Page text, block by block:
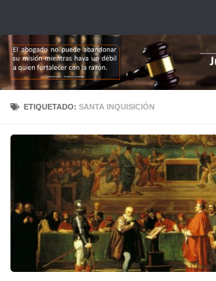
ETIQUETADO: SANTA INQUISICIÓN